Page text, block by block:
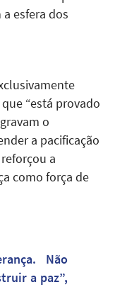
esfera dos
“está provado
o
a pacificação
a
como força de
Não
a paz”,